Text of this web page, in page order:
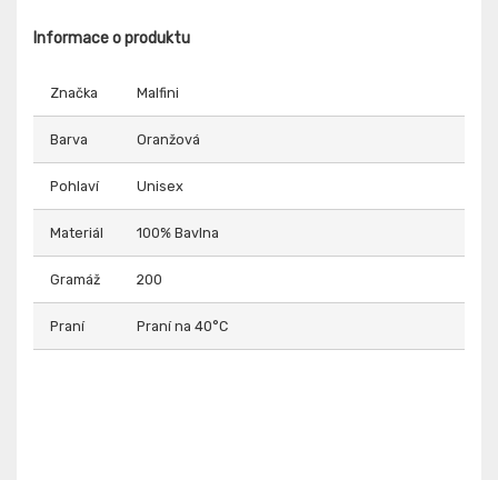
Informace o produktu
Značka Malfini
Barva Oranžová
Pohlaví Unisex
Materiál 100% Bavlna
Gramáž 200
Praní Praní na 40°C